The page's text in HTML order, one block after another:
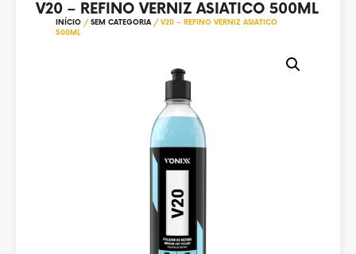
V20 – REFINO VERNIZ ASIATICO 500ML
INÍCIO / SEM CATEGORIA/ V20 – REFINO VERNIZ ASIATICO
500ML